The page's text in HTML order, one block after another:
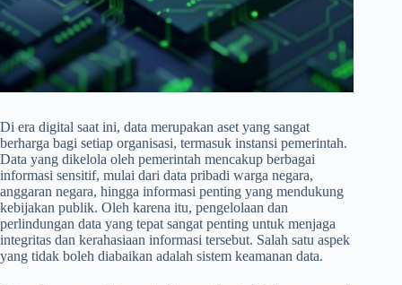
Di era digital saat ini, data merupakan aset yang sangat
berharga bagi setiap organisasi, termasuk instansi pemerintah.
Data yang dikelola oleh pemerintah mencakup berbagai
informasi sensitif, mulai dari data pribadi warga negara,
anggaran negara, hingga informasi penting yang mendukung
kebijakan publik. Oleh karena itu, pengelolaan dan
perlindungan data yang tepat sangat penting untuk menjaga
integritas dan kerahasiaan informasi tersebut. Salah satu aspek
yang tidak boleh diabaikan adalah sistem keamanan data.